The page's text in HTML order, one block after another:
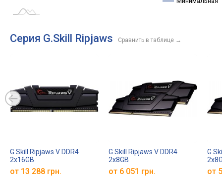
Серия G.Skill Ripjaws Сравнить в таблице →
G.Skill Ripjaws V DDR4
2x16GB
F4-3600C16D-32GVKC
от 13 288 грн.
G.Skill Ripjaws V DDR4
2x8GB
F4-3200C16D-16GVKB
от 6 051 грн.
F4-
от